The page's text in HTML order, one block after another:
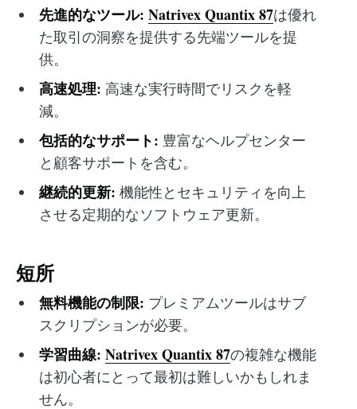
先進的なツール: Natrivex Quantix 87は優れ
た取引の洞察を提供する先端ツールを提
供。
高速処理: 高速な実行時間でリスクを軽
減。
包括的なサポート: 豊富なヘルプセンター
と顧客サポートを含む。
継続的更新: 機能性とセキュリティを向上
させる定期的なソフトウェア更新。
短所
無料機能の制限: プレミアムツールはサブ
スクリプションが必要。
学習曲線: Natrivex Quantix 87の複雑な機能
は初心者にとって最初は難しいかもしれま
せん。